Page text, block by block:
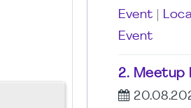
Event
Event
2. Meetup